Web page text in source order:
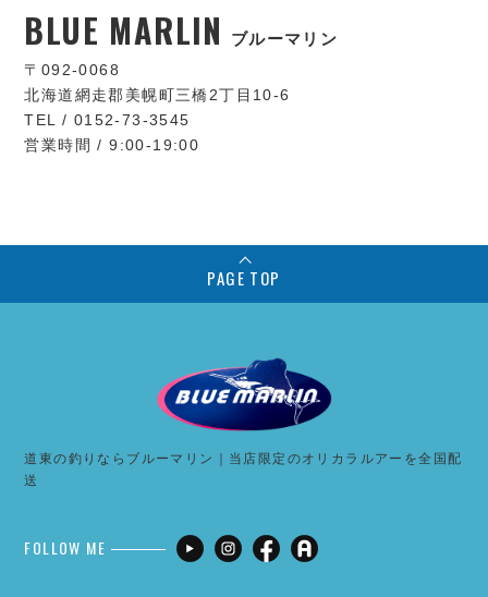
BLUE MARLIN ブルーマリン
〒092-0068
北海道網走郡美幌町三橋2丁目10-6
TEL / 0152-73-3545
営業時間 / 9:00-19:00
PAGE TOP
道東の釣りならブルーマリン｜当店限定のオリカラルアーを全国配
送
FOLLOW ME